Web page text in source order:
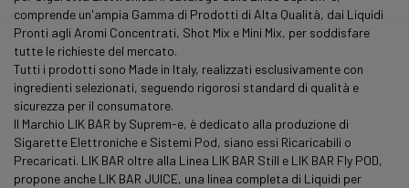
comprende un'ampia Gamma di Prodotti di Alta Qualità, dai Liquidi
Pronti agli Aromi Concentrati, Shot Mix e Mini Mix, per soddisfare
tutte le richieste del mercato.
Tutti i prodotti sono Made in Italy, realizzati esclusivamente con
ingredienti selezionati, seguendo rigorosi standard di qualità e
sicurezza per il consumatore.
Il Marchio LIK BAR by Suprem-e, è dedicato alla produzione di
Sigarette Elettroniche e Sistemi Pod, siano essi Ricaricabili o
Precaricati. LIK BAR oltre alla Linea LIK BAR Still e LIK BAR Fly POD,
propone anche LIK BAR JUICE, una linea completa di Liquidi per